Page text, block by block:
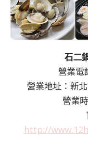
石二
營業電
營業地址：新
營業
http://